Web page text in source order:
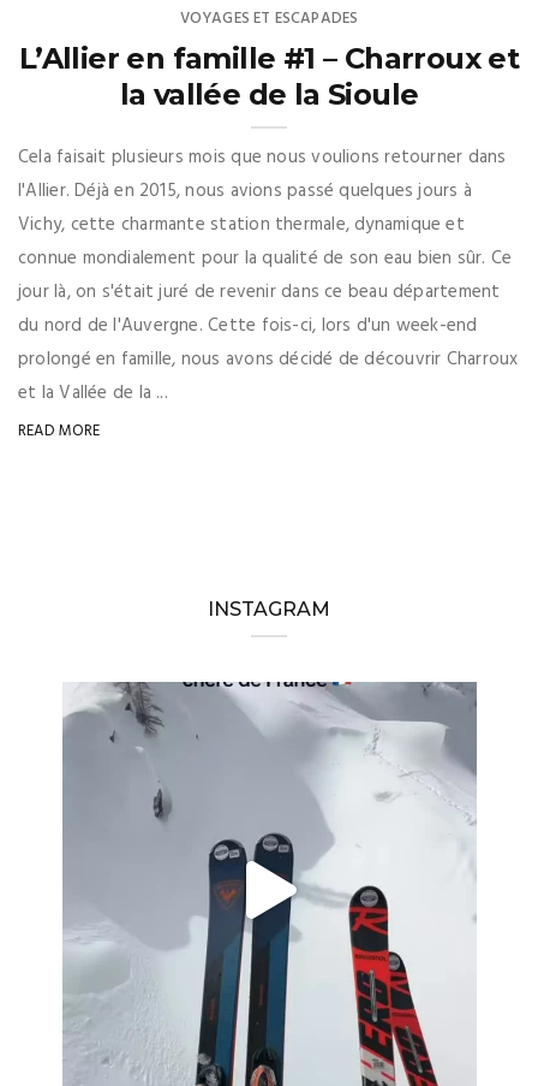
VOYAGES ET ESCAPADES
L’Allier en famille #1 – Charroux et
la vallée de la Sioule
Cela faisait plusieurs mois que nous voulions retourner dans
l'Allier. Déjà en 2015, nous avions passé quelques jours à
Vichy, cette charmante station thermale, dynamique et
connue mondialement pour la qualité de son eau bien sûr. Ce
jour là, on s'était juré de revenir dans ce beau département
du nord de l'Auvergne. Cette fois-ci, lors d'un week-end
prolongé en famille, nous avons décidé de découvrir Charroux
et la Vallée de la ...
READ MORE
INSTAGRAM